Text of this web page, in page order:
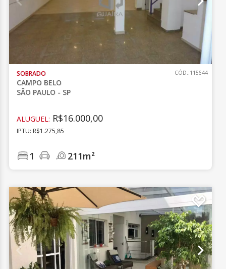
SOBRADO
CAMPO BELO
SÃO PAULO - SP
CÓD.:115644
ALUGUEL: R$16.000,00
IPTU: R$1.275,85
1 211m²